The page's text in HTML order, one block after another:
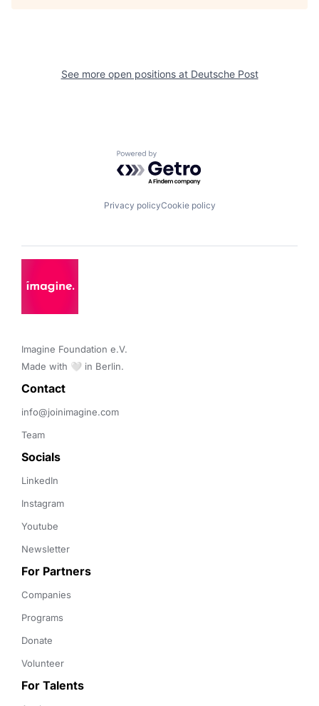
See more open positions at Deutsche Post
Powered by Getro.com
Privacy policyCookie policy
Imagine Foundation e.V.
Made with 🤍 in Berlin.
Contact
info@joinimagine.com
Team
Socials
LinkedIn
Instagram
Youtube
Newsletter
For Partners
Companies
Programs
Donate
Volunteer
For Talents